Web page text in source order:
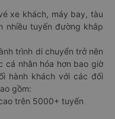
xe khách, máy bay, tàu
nhiều tuyến đường khắp
trình di chuyển trở nên
cá nhân hóa hơn bao giờ
hành khách với các đối
gồm:
trên 5000+ tuyến